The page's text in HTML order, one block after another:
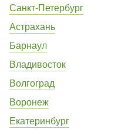
Санкт-Петербург
Астрахань
Барнаул
Владивосток
Волгоград
Воронеж
Екатеринбург